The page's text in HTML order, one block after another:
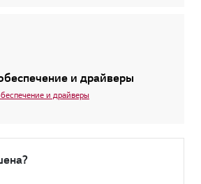
и драйверы
и драйверы